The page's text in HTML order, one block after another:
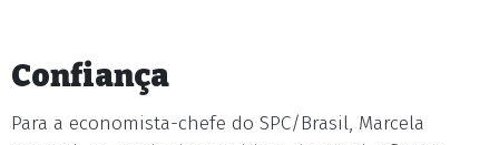
Confiança
Para a economista-chefe do SPC/Brasil, Marcela